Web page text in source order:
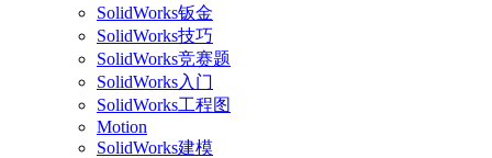
SolidWorks钣金
SolidWorks技巧
SolidWorks竞赛题
SolidWorks入门
SolidWorks工程图
Motion
SolidWorks建模